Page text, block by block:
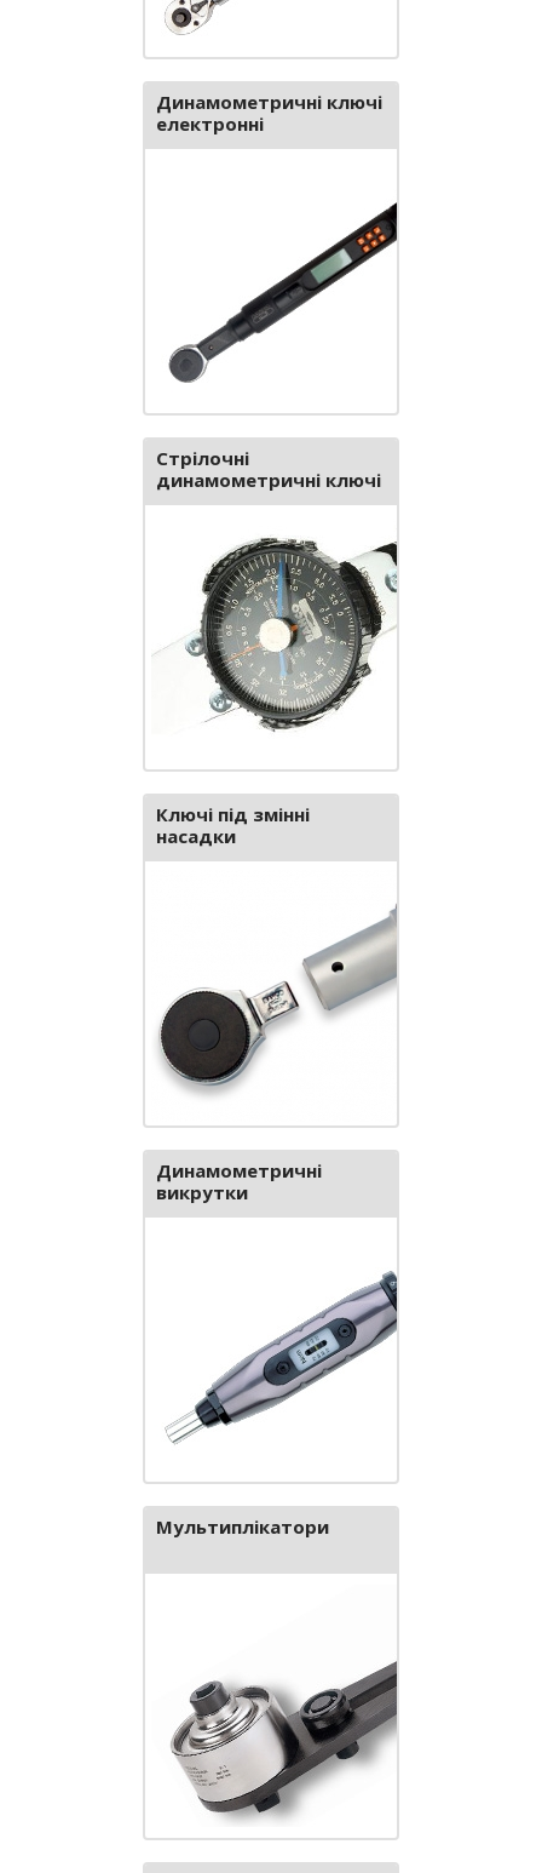
Динамометричні ключі
електронні
Стрілочні
динамометричні ключі
Ключі під змінні
насадки
Динамометричні
викрутки
Мультиплікатори